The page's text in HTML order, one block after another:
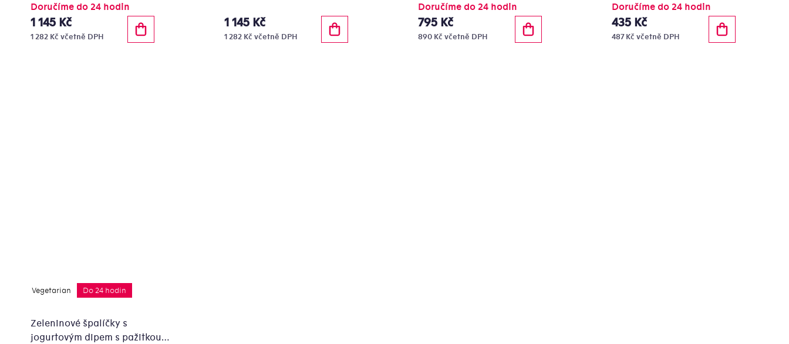
Doručíme do 24 hodin
1 282 Kč včetně DPH
1 145 Kč
1 282 Kč včetně DPH
1 145 Kč
Doručíme do 24 hodin
890 Kč včetně DPH
795 Kč
Doručíme do 24 hodin
487 Kč včetně DPH
435 Kč
Vegetarian Do 24 hodin
Zeleninové špalíčky s
jogurtovým dipem s pažitkou